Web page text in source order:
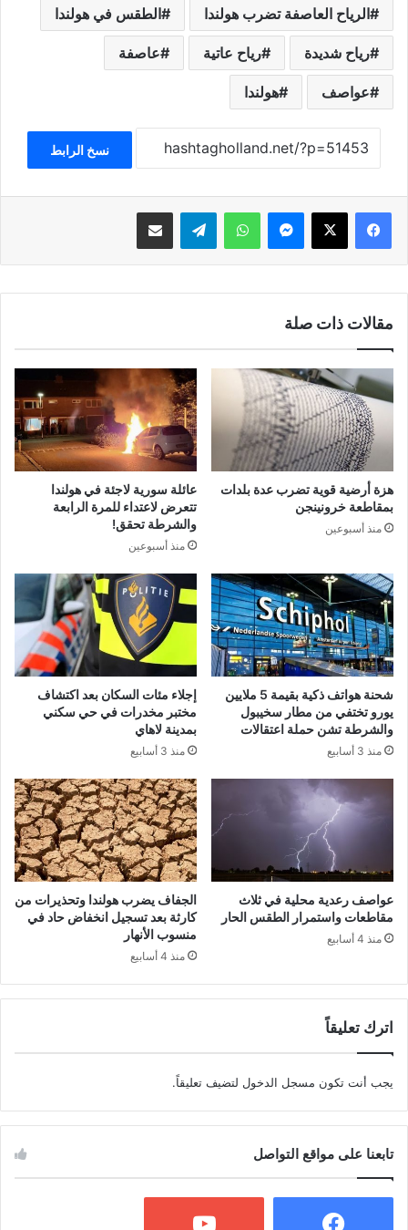
الرياح العاصفة تضرب هولندا الطقس في هولندا
رياح شديدة رياح عاتية عاصفة
عواصف هولندا
نسخ الرابط
فيسبوك ‫X ماسنجر واتساب تيلقرام مشاركة عبر البريد
مقالات ذات صلة
هزة أرضية قوية تضرب عدة بلدات
بمقاطعة خرونينجن
منذ أسبوعين
عائلة سورية لاجئة في هولندا
تتعرض لاعتداء للمرة الرابعة
والشرطة تحقق!
منذ أسبوعين
شحنة هواتف ذكية بقيمة 5 ملايين
يورو تختفي من مطار سخيبول
والشرطة تشن حملة اعتقالات
منذ 3 أسابيع
إجلاء مئات السكان بعد اكتشاف
مختبر مخدرات في حي سكني
بمدينة لاهاي
منذ 3 أسابيع
عواصف رعدية محلية في ثلاث
مقاطعات واستمرار الطقس الحار
منذ 4 أسابيع
الجفاف يضرب هولندا وتحذيرات من
كارثة بعد تسجيل انخفاض حاد في
منسوب الأنهار
منذ 4 أسابيع
اترك تعليقاً
يجب أنت تكون مسجل الدخول لتضيف تعليقاً.
تابعنا على مواقع التواصل